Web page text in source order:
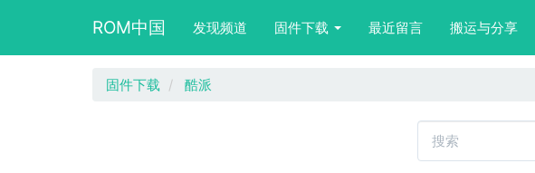
ROM中国
Main
navigation
发现频道 固件下载 最近留言 搬运与分享
User
account
menu
Search
form
block
固件下载 酷派